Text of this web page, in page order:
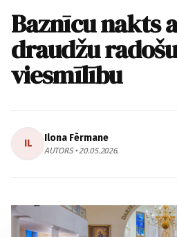
Baznīcu nakts
draudžu
viesmīlību
IL Ilona Fērmane
AUTORS • 20.05.2026.